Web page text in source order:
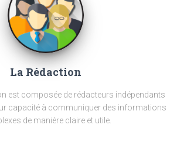
La Rédaction
est composée de rédacteurs indépendants
capacité à communiquer des informations
de manière claire et utile.